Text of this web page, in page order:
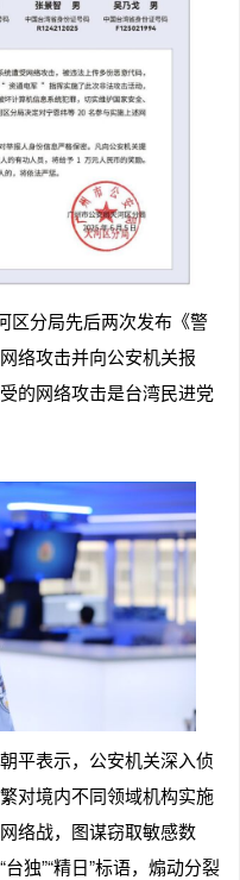
区分局先后两次发布《警
络攻击并向公安机关报
的网络攻击是台湾民进党
平表示，公安机关深入侦
对境内不同领域机构实施
络战，图谋窃取敏感数
独”“精日”标语，煽动分裂